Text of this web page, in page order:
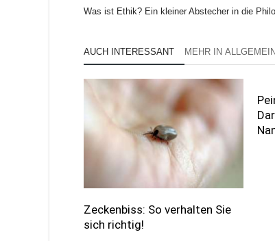
Was ist Ethik? Ein kleiner Abstecher in die
AUCH INTERESSANT MEHR IN
Zeckenbiss: So verhalten Sie
sich richtig!